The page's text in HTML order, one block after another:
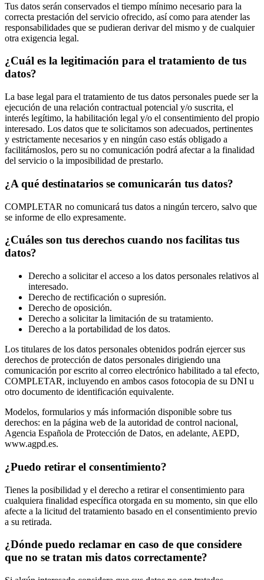
Tus datos serán conservados el tiempo mínimo necesario para la
correcta prestación del servicio ofrecido, así como para atender las
responsabilidades que se pudieran derivar del mismo y de cualquier
otra exigencia legal.
¿Cuál es la legitimación para el tratamiento de tus
datos?
La base legal para el tratamiento de tus datos personales puede ser la
ejecución de una relación contractual potencial y/o suscrita, el
interés legítimo, la habilitación legal y/o el consentimiento del propio
interesado. Los datos que te solicitamos son adecuados, pertinentes
y estrictamente necesarios y en ningún caso estás obligado a
facilitárnoslos, pero su no comunicación podrá afectar a la finalidad
del servicio o la imposibilidad de prestarlo.
¿A qué destinatarios se comunicarán tus datos?
COMPLETAR no comunicará tus datos a ningún tercero, salvo que
se informe de ello expresamente.
¿Cuáles son tus derechos cuando nos facilitas tus
datos?
Derecho a solicitar el acceso a los datos personales relativos al
interesado.
Derecho de rectificación o supresión.
Derecho de oposición.
Derecho a solicitar la limitación de su tratamiento.
Derecho a la portabilidad de los datos.
Los titulares de los datos personales obtenidos podrán ejercer sus
derechos de protección de datos personales dirigiendo una
comunicación por escrito al correo electrónico habilitado a tal efecto,
COMPLETAR, incluyendo en ambos casos fotocopia de su DNI u
otro documento de identificación equivalente.
Modelos, formularios y más información disponible sobre tus
derechos: en la página web de la autoridad de control nacional,
Agencia Española de Protección de Datos, en adelante, AEPD,
www.agpd.es.
¿Puedo retirar el consentimiento?
Tienes la posibilidad y el derecho a retirar el consentimiento para
cualquiera finalidad específica otorgada en su momento, sin que ello
afecte a la licitud del tratamiento basado en el consentimiento previo
a su retirada.
¿Dónde puedo reclamar en caso de que considere
que no se tratan mis datos correctamente?